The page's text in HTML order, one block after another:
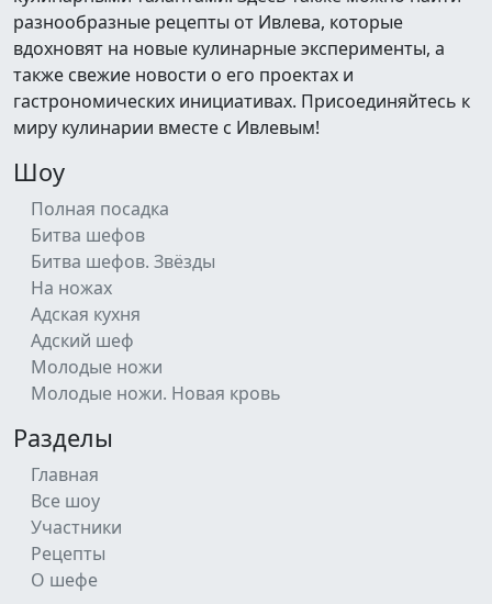
разнообразные рецепты от Ивлева, которые
вдохновят на новые кулинарные эксперименты, а
также свежие новости о его проектах и
гастрономических инициативах. Присоединяйтесь к
миру кулинарии вместе с Ивлевым!
Шоу
Полная посадка
Битва шефов
Битва шефов. Звёзды
На ножах
Адская кухня
Адский шеф
Молодые ножи
Молодые ножи. Новая кровь
Разделы
Главная
Все шоу
Участники
Рецепты
О шефе